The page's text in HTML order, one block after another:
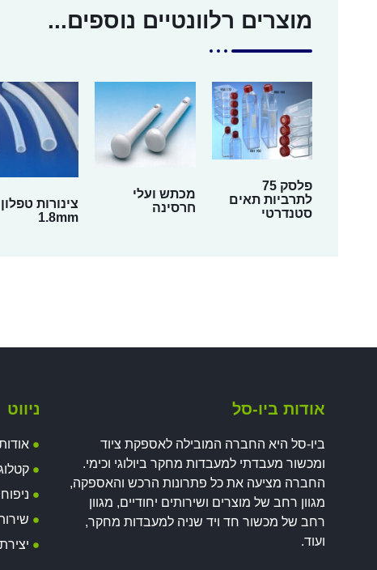
מוצרים רלוונטיים נוספים...
פלסק 75
לתרביות תאים
סטנדרטי
מכתש ועלי
חרסינה
צינורות טפלון
1.8mm
אודות ביו-סל
ביו-סל היא החברה המובילה לאספקת ציוד
ומכשור מעבדתי למעבדות מחקר ביולוגי וכימי.
החברה מציעה את כל פתרונות הרכש והאספקה,
מגוון רחב של מוצרים ושירותים יחודיים, מגוון
רחב של מכשור חד ויד שניה למעבדות מחקר,
ועוד.
ניווט